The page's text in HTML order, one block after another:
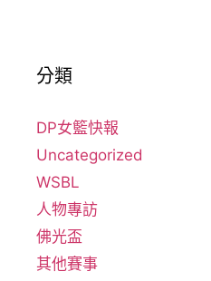
分類
DP女籃快報
Uncategorized
WSBL
人物專訪
佛光盃
其他賽事